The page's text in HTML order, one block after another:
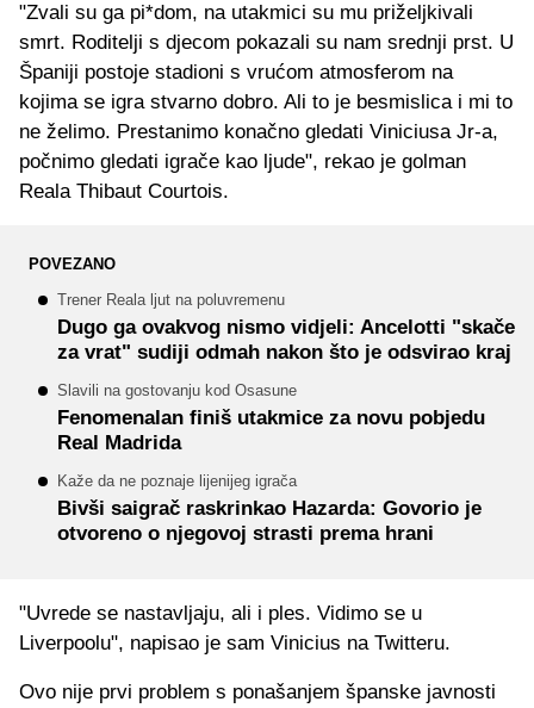
"Zvali su ga pi*dom, na utakmici su mu priželjkivali
smrt. Roditelji s djecom pokazali su nam srednji prst. U
Španiji postoje stadioni s vrućom atmosferom na
kojima se igra stvarno dobro. Ali to je besmislica i mi to
ne želimo. Prestanimo konačno gledati Viniciusa Jr-a,
počnimo gledati igrače kao ljude", rekao je golman
Reala Thibaut Courtois.
POVEZANO
Trener Reala ljut na poluvremenu
Dugo ga ovakvog nismo vidjeli: Ancelotti "skače
za vrat" sudiji odmah nakon što je odsvirao kraj
Slavili na gostovanju kod Osasune
Fenomenalan finiš utakmice za novu pobjedu
Real Madrida
Kaže da ne poznaje lijenijeg igrača
Bivši saigrač raskrinkao Hazarda: Govorio je
otvoreno o njegovoj strasti prema hrani
"Uvrede se nastavljaju, ali i ples. Vidimo se u
Liverpoolu", napisao je sam Vinicius na Twitteru.
Ovo nije prvi problem s ponašanjem španske javnosti